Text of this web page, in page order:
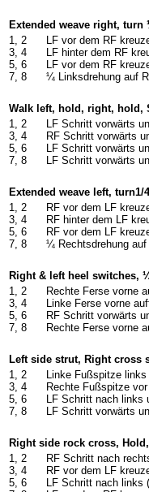
Extended weave right,
1, 2
3, 4
5, 6
7, 8
LF vor dem RF
LF hinter dem RF
LF vor dem RF
¼ Linksdrehung auf
Walk left, hold, right, hold,
1, 2
3, 4
5, 6
7, 8
LF Schritt vorwärts
RF Schritt vorwärts
LF Schritt vorwärts
LF Schritt vorwärts
Extended weave left,
1, 2
3, 4
5, 6
7, 8
RF vor dem LF
RF hinter dem LF
RF vor dem LF
¼ Rechtsdrehung
Right & left heel switches,
1, 2
3, 4
5, 6
7, 8
Rechte Ferse vorne
Linke Ferse vorne
RF Schritt vorwärts
Rechte Ferse vorne
Left side strut, Right cross
1, 2
3, 4
5, 6
7, 8
Linke Fußspitze
Rechte Fußspitze
LF Schritt nach links
LF Schritt vorwärts
Right side rock cross,
1, 2
3, 4
5, 6
RF Schritt nach
RF vor dem LF
LF Schritt nach links